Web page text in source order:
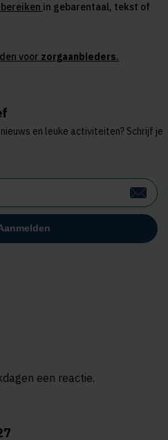
in gebarentaal, tekst of
voor zorgaanbieders.
en leuke activiteiten? Schrijf je
een reactie.